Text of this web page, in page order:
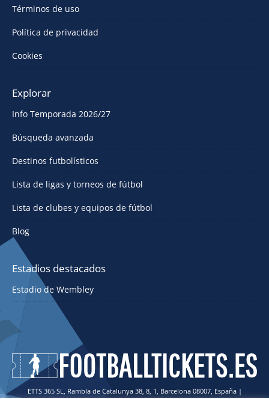
Términos de uso
Política de privacidad
Cookies
Explorar
Info Temporada 2026/27
Búsqueda avanzada
Destinos futbolísticos
Lista de ligas y torneos de fútbol
Lista de clubes y equipos de fútbol
Blog
Estadios destacados
Estadio de Wembley
ETTS 365 SL, Rambla de Catalunya 38, 8, 1, Barcelona 08007, España |